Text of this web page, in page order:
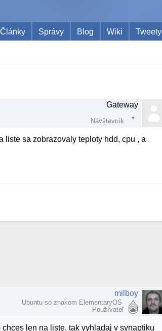
Články Správy Blog Wiki Tweety
Gateway
Návštevník
liste sa zobrazovaly teploty hdd, cpu , a
milboy
Ubuntu so znakom ElementaryOS
Používateľ
len na liste, tak vyhladaj v synaptiku